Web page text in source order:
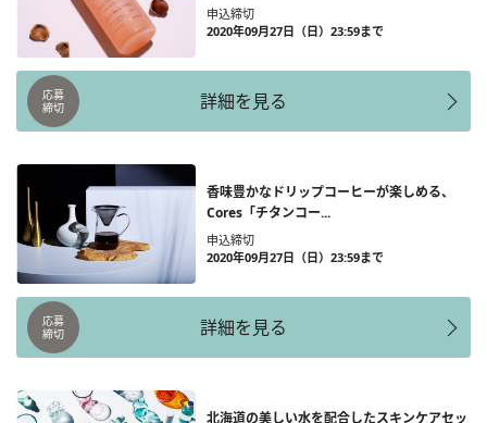
申込締切
2020年09月27日（日）23:59まで
詳細を見る
応募
締切
香味豊かなドリップコーヒーが楽しめる、
Cores「チタンコー...
申込締切
2020年09月27日（日）23:59まで
詳細を見る
応募
締切
北海道の美しい水を配合したスキンケアセッ